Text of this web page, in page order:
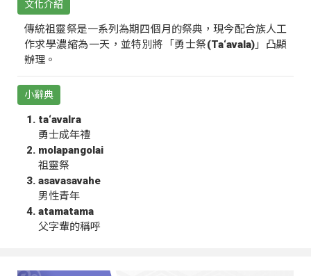
文化介紹
傳統祖靈祭是一系列為期四個月的祭典，現今配合族人工
作求學濃縮為一天，並特別將「勇士祭(Ta‘avala)」凸顯
辦理。
小辭典
ta‘avalra
勇士成年禮
molapangolai
祖靈祭
asavasavahe
男性青年
atamatama
父字輩的稱呼